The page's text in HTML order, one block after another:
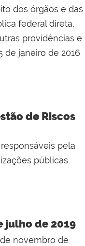
dos órgãos e das
federal direta,
providências e
de janeiro de 2016
de Riscos
pela
públicas
julho de 2019
novembro de